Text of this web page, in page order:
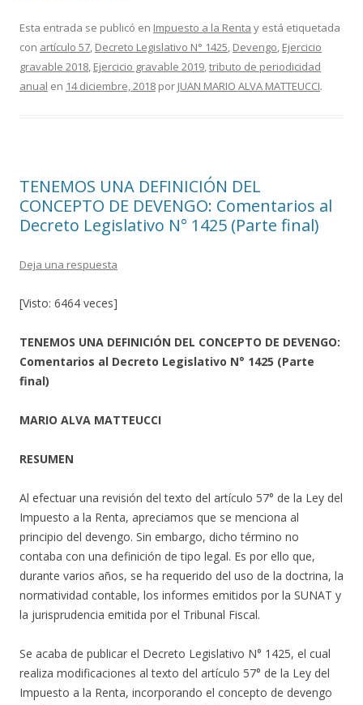
e
b
o
itt
er
m
p
ar
Esta entrada se publicó en Impuesto a la Renta y está etiquetada
con artículo 57, Decreto Legislativo N° 1425, Devengo, Ejercicio
gravable 2018, Ejercicio gravable 2019,tributo de periodicidad
anual en 14 diciembre, 2018 por JUAN MARIO ALVA MATTEUCCI.
TENEMOS UNA DEFINICIÓN DEL
CONCEPTO DE DEVENGO: Comentarios al
Decreto Legislativo N° 1425 (Parte final)
Deja una respuesta
[Visto: 6464 veces]
TENEMOS UNA DEFINICIÓN DEL CONCEPTO DE DEVENGO:
Comentarios al Decreto Legislativo N° 1425 (Parte
final)
MARIO ALVA MATTEUCCI
RESUMEN
Al efectuar una revisión del texto del artículo 57° de la Ley del
Impuesto a la Renta, apreciamos que se menciona al
principio del devengo. Sin embargo, dicho término no
contaba con una definición de tipo legal. Es por ello que,
durante varios años, se ha requerido del uso de la doctrina, la
normatividad contable, los informes emitidos por la SUNAT y
la jurisprudencia emitida por el Tribunal Fiscal.
Se acaba de publicar el Decreto Legislativo N° 1425, el cual
realiza modificaciones al texto del artículo 57° de la Ley del
Impuesto a la Renta, incorporando el concepto de devengo